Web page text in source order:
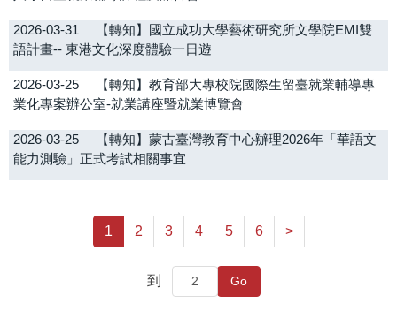
2026-03-31
【轉知】國立成功大學藝術研究所文學院EMI雙
語計畫-- 東港文化深度體驗一日遊
2026-03-25
【轉知】教育部大專校院國際生留臺就業輔導專
業化專案辦公室-就業講座暨就業博覽會
2026-03-25
【轉知】蒙古臺灣教育中心辦理2026年「華語文
能力測驗」正式考試相關事宜
1 2 3 4 5 6 >
到 Go